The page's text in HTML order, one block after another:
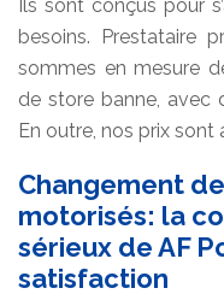
Ils sont conçus pour
besoins. Prestataire
sommes en mesure
de store banne, avec
En outre, nos prix
Changement
motorisés: la
sérieux de AF
satisfaction